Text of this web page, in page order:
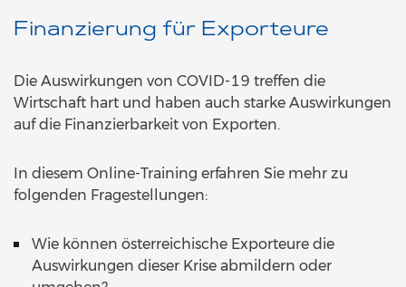
Finanzierung für Exporteure
Die Auswirkungen von COVID-19 treffen die
Wirtschaft hart und haben auch starke Auswirkungen
auf die Finanzierbarkeit von Exporten.
In diesem Online-Training erfahren Sie mehr zu
folgenden Fragestellungen:
Wie können österreichische Exporteure die
Auswirkungen dieser Krise abmildern oder